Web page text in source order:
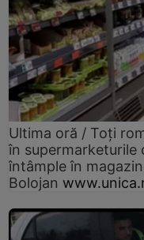
Ultima oră / Toți
în supermarketurile
întâmple în
Bolojan